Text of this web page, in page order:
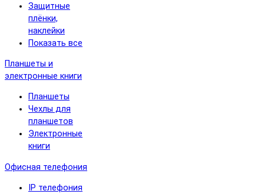
Защитные
плёнки,
наклейки
Показать все
Планшеты и
электронные книги
Планшеты
Чехлы для
планшетов
Электронные
книги
Офисная телефония
IP телефония